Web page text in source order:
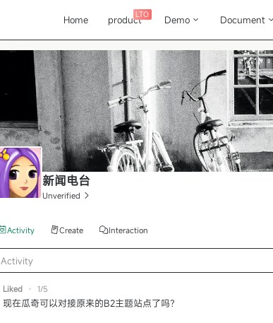
Home productLTO Demo Document
新闻电台
Unverified
Activity Create Interaction
Activity
Liked • 1/5
现在瓜奇可以对接原来的B2主题站点了吗？